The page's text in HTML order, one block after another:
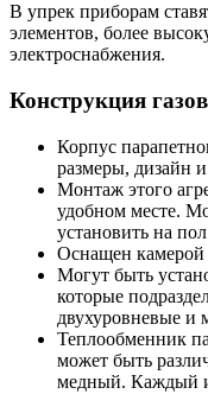
В упрек приборам
элементов, более
электроснабжения.
Конструкция
Корпус
размеры, дизайн
Монтаж этого
удобном месте.
установить на
Оснащен камерой
Могут быть
которые
двухуровневые и
Теплообменник
может быть
медный. Каждый